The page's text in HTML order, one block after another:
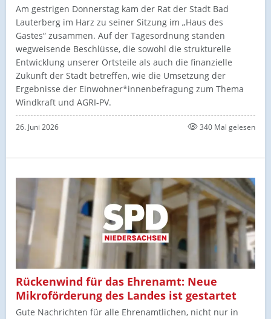
Am gestrigen Donnerstag kam der Rat der Stadt Bad
Lauterberg im Harz zu seiner Sitzung im „Haus des
Gastes“ zusammen. Auf der Tagesordnung standen
wegweisende Beschlüsse, die sowohl die strukturelle
Entwicklung unserer Ortsteile als auch die finanzielle
Zukunft der Stadt betreffen, wie die Umsetzung der
Ergebnisse der Einwohner*innenbefragung zum Thema
Windkraft und AGRI-PV.
26. Juni 2026 340 Mal gelesen
Rückenwind für das Ehrenamt: Neue
Mikroförderung des Landes ist gestartet
Gute Nachrichten für alle Ehrenamtlichen, nicht nur in